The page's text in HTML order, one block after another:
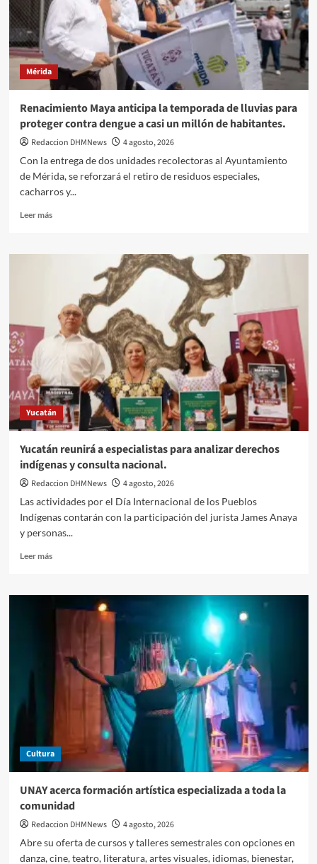
Eólico
Tizimín
II,
con
inversión
de
2,600
de
pesos
y
empleos
Mérida
Renacimiento Maya anticipa la temporada de lluvias para
proteger contra dengue a casi un millón de habitantes.
Redaccion DHMNews
4 agosto, 2026
Con la entrega de dos unidades recolectoras al Ayuntamiento
de Mérida, se reforzará el retiro de residuos especiales,
cacharros y...
Leer másLeer
Renacimiento
temporada
de
lluvias
proteger
contra
dengue
a
casi
un
de
habitantes.
Yucatán
Yucatán reunirá a especialistas para analizar derechos
indígenas y consulta nacional.
Redaccion DHMNews
4 agosto, 2026
Las actividades por el Día Internacional de los Pueblos
Indígenas contarán con la participación del jurista James Anaya
y personas...
Leer másLeer
Yucatán
reunirá
especialistas
analizar
derechos
Cultura
UNAY acerca formación artística especializada a toda la
comunidad
Redaccion DHMNews
4 agosto, 2026
Abre su oferta de cursos y talleres semestrales con opciones en
danza, cine, teatro, literatura, artes visuales, idiomas, bienestar,